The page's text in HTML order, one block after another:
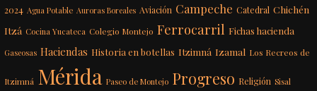
2024 Agua Potable Auroras Boreales Aviación Campeche Catedral Chichén
Itzá Cocina Yucateca Colegio Montejo Ferrocarril Fichas hacienda
Gaseosas Haciendas Historia en botellas Itzimná Izamal Los Recreos de
Itzimná Mérida Paseo de Montejo Progreso Religión Sisal